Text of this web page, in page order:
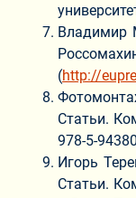
Владимир
(http://
Статьи.
978-5-
Игорь
Статьи.